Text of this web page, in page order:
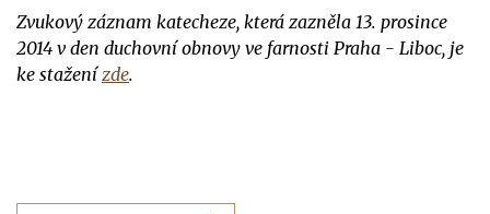
Zvukový záznam katecheze, která zazněla 13. prosince
2014 v den duchovní obnovy ve farnosti Praha - Liboc, je
ke stažení zde.